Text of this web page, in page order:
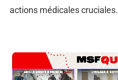
actions médicales cruciales.